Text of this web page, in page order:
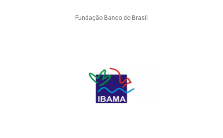
Fundação Banco do Brasil